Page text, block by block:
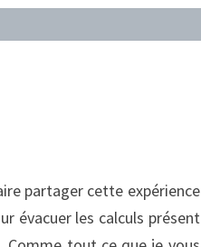
partager cette expérience
évacuer les calculs présent